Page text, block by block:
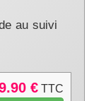
au suivi
€ TTC